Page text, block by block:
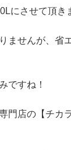
にさせて頂き
ませんが、省
ですね！
門店の【チカ